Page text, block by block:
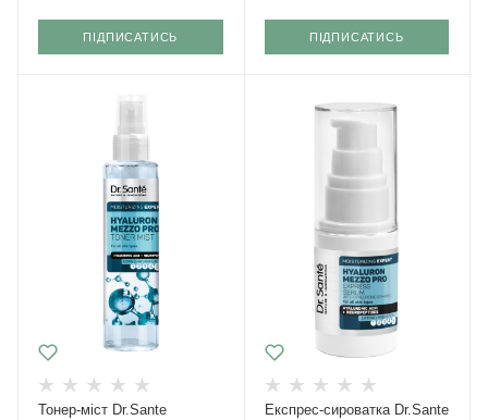
ПІДПИСАТИСЬ ПІДПИСАТИСЬ
Тонер-міст Dr.Sante
Експрес-сироватка Dr.Sante